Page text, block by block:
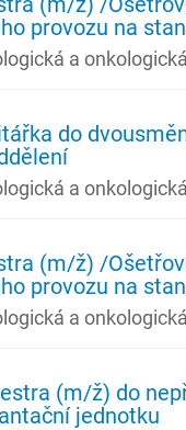
provozu na
a
do
a
(m/ž) /
provozu na
a
(m/ž) do
jednotku